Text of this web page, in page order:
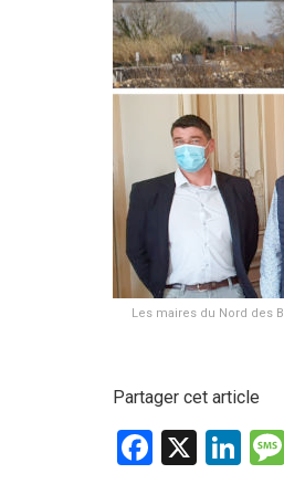
Les maires du Nord des
Partager cet article
F
X
Li